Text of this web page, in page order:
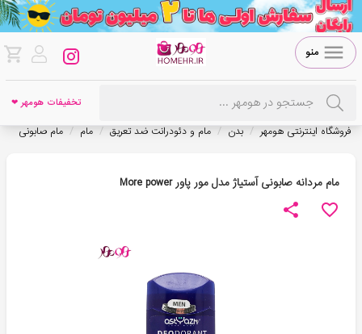
منو
تخفیفات هومهر ❤
فروشگاه اینترنتی هومهر / بدن / مام و دئودرانت ضد تعریق / مام / مام صابونی
مام مردانه صابونی آستیاژ مدل مور پاور More power